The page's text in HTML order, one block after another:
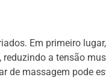
Em primeiro
a tensão
de massagem pode